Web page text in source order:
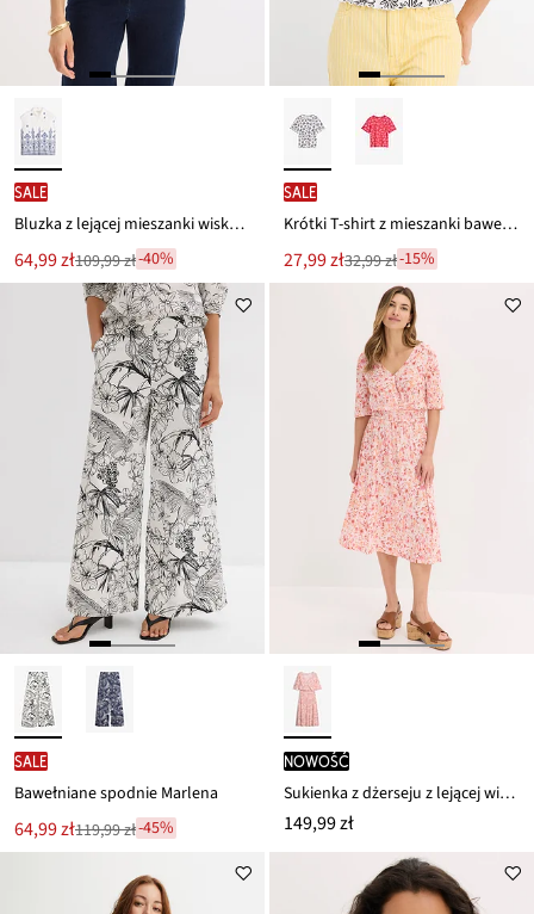
SALE
Bluzka z lejącej mieszanki wiskozy
Nowa
cena
64,99 zł
Przeceniono
109,99 zł-40%
SALE
Krótki T-shirt z mieszanki bawełny
Nowa
cena
27,99 zł
Przeceniono
32,99 zł-15%
SALE
Bawełniane spodnie Marlena
Nowa
cena
64,99 zł
Przeceniono
119,99 zł-45%
nowość
Sukienka z dżerseju z lejącej wiskozy
149,99 zł